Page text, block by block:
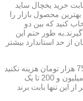
خرید یخچال ساید
محصول بازار را
کنید که بین دو
می گیرند.به طور حتم این
از حد استاندارد بیشتر
برای خرید اجاق گازهای داخلی بیشتر از 750 هزار تومان هزینه نکنید
اما مدل های وارداتی به درد بخور را از یک میلیون و 200 تا یک
از این تنها بابت برند